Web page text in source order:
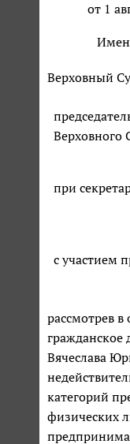
от 1
Верховный
Верховного
при
с участием
рассмотрев
гражданское
Вячеслава
категорий
физических